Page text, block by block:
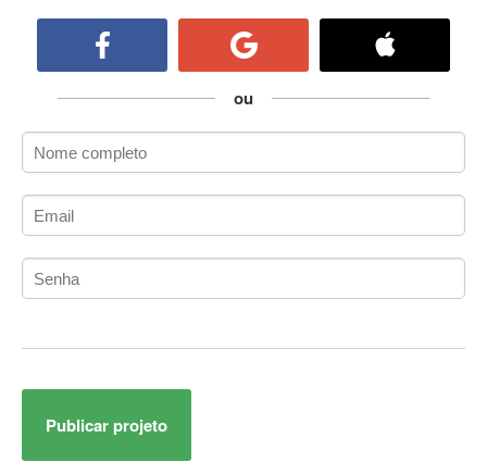
ActiveX
ActiveX Data Objects (ADO)
Ada
Adianti Framework
ADK
Administração
Administração de Artistas e Repertórios
Administração de Redes
Administração PostgreSQL
ADO.NET Entity Framework
ou
Publicar projeto